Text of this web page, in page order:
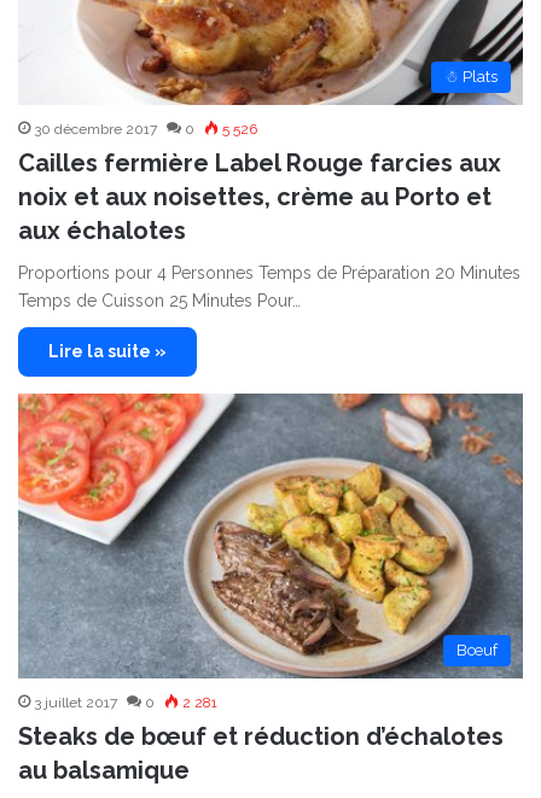
☃ Plats
30 décembre 2017 0 5 526
Cailles fermière Label Rouge farcies aux
noix et aux noisettes, crème au Porto et
aux échalotes
Proportions pour 4 Personnes Temps de Préparation 20 Minutes
Temps de Cuisson 25 Minutes Pour…
Lire la suite »
Bœuf
3 juillet 2017 0 2 281
Steaks de bœuf et réduction d’échalotes
au balsamique